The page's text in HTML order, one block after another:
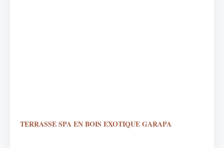
TERRASSE SPA EN BOIS EXOTIQUE GARAPA